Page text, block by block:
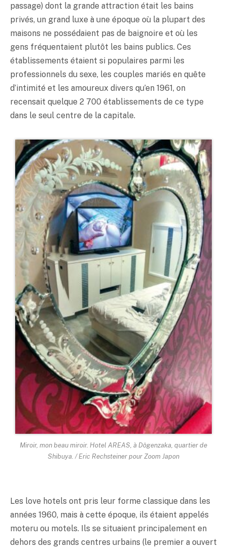
passage) dont la grande attraction était les bains
privés, un grand luxe à une époque où la plupart des
maisons ne possédaient pas de baignoire et où les
gens fréquentaient plutôt les bains publics. Ces
établissements étaient si populaires parmi les
professionnels du sexe, les couples mariés en quête
d’intimité et les amoureux divers qu’en 1961, on
recensait quelque 2 700 établissements de ce type
dans le seul centre de la capitale.
Miroir, mon beau miroir. Hotel AREAS, à Dôgenzaka, quartier de
Shibuya. / Eric Rechsteiner pour Zoom Japon
Les love hotels ont pris leur forme classique dans les
années 1960, mais à cette époque, ils étaient appelés
moteru ou motels. Ils se situaient principalement en
dehors des grands centres urbains (le premier a ouvert